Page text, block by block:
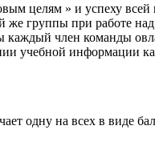
целям » и успеху
группы при работе
каждый член команды
учебной информации
одну на всех в виде